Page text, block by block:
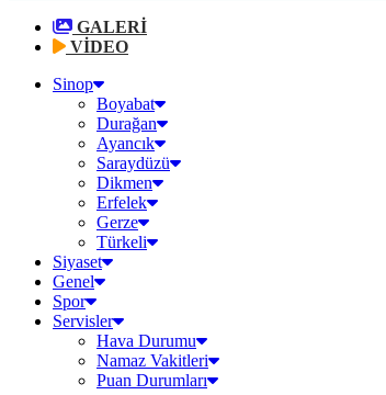
GALERİ
VİDEO
Sinop
Boyabat
Durağan
Ayancık
Saraydüzü
Dikmen
Erfelek
Gerze
Türkeli
Siyaset
Genel
Spor
Servisler
Hava Durumu
Namaz Vakitleri
Puan Durumları